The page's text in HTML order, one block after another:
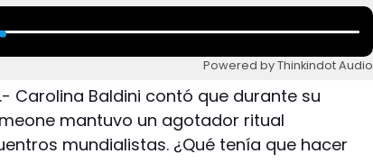
Powered by Thinkindot Audio
Carolina Baldini contó que durante su
mantuvo un agotador ritual
mundialistas. ¿Qué tenía que hacer